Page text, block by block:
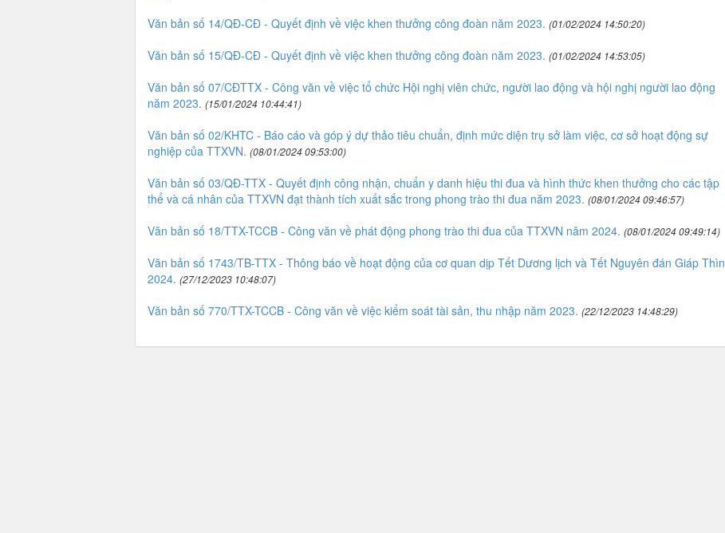
Văn bản số 14/QĐ-CĐ - Quyết định về việc khen thưởng công đoàn năm 2023. (01/02/2024 14:50:20)
Văn bản số 15/QĐ-CĐ - Quyết định về việc khen thưởng công đoàn năm 2023. (01/02/2024 14:53:05)
Văn bản số 07/CĐTTX - Công văn về việc tổ chức Hội nghị viên chức, người lao động và hội nghị người lao động
năm 2023. (15/01/2024 10:44:41)
Văn bản số 02/KHTC - Báo cáo và góp ý dự thảo tiêu chuẩn, định mức diện trụ sở làm việc, cơ sở hoạt động sự
nghiệp của TTXVN. (08/01/2024 09:53:00)
Văn bản số 03/QĐ-TTX - Quyết định công nhận, chuẩn y danh hiệu thi đua và hình thức khen thưởng cho các tập
thể và cá nhân của TTXVN đạt thành tích xuất sắc trong phong trào thi đua năm 2023. (08/01/2024 09:46:57)
Văn bản số 18/TTX-TCCB - Công văn về phát động phong trào thi đua của TTXVN năm 2024. (08/01/2024 09:49:14)
Văn bản số 1743/TB-TTX - Thông báo về hoạt động của cơ quan dịp Tết Dương lịch và Tết Nguyên đán Giáp Thìn
2024. (27/12/2023 10:48:07)
Văn bản số 770/TTX-TCCB - Công văn về việc kiểm soát tài sản, thu nhập năm 2023. (22/12/2023 14:48:29)